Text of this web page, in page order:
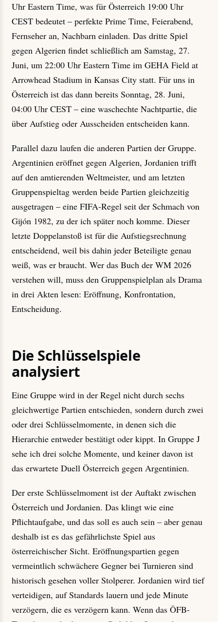
Uhr Eastern Time, was für Österreich 19:00 Uhr
CEST bedeutet – perfekte Prime Time, Feierabend,
Fernseher an, Nachbarn einladen. Das dritte Spiel
gegen Algerien findet schließlich am Samstag, 27.
Juni, um 22:00 Uhr Eastern Time im GEHA Field at
Arrowhead Stadium in Kansas City statt. Für uns in
Österreich ist das dann bereits Sonntag, 28. Juni,
04:00 Uhr CEST – eine waschechte Nachtpartie, die
über Aufstieg oder Ausscheiden entscheiden kann.
Parallel dazu laufen die anderen Partien der Gruppe.
Argentinien eröffnet gegen Algerien, Jordanien trifft
auf den amtierenden Weltmeister, und am letzten
Gruppenspieltag werden beide Partien gleichzeitig
ausgetragen – eine FIFA-Regel seit der Schmach von
Gijón 1982, zu der ich später noch komme. Dieser
letzte Doppelanstoß ist für die Aufstiegsrechnung
entscheidend, weil bis dahin jeder Beteiligte genau
weiß, was er braucht. Wer das Buch der WM 2026
verstehen will, muss den Gruppenspielplan als Drama
in drei Akten lesen: Eröffnung, Konfrontation,
Entscheidung.
Die Schlüsselspiele
analysiert
Eine Gruppe wird in der Regel nicht durch sechs
gleichwertige Partien entschieden, sondern durch zwei
oder drei Schlüsselmomente, in denen sich die
Hierarchie entweder bestätigt oder kippt. In Gruppe J
sehe ich drei solche Momente, und keiner davon ist
das erwartete Duell Österreich gegen Argentinien.
Der erste Schlüsselmoment ist der Auftakt zwischen
Österreich und Jordanien. Das klingt wie eine
Pflichtaufgabe, und das soll es auch sein – aber genau
deshalb ist es das gefährlichste Spiel aus
österreichischer Sicht. Eröffnungspartien gegen
vermeintlich schwächere Gegner bei Turnieren sind
historisch gesehen voller Stolperer. Jordanien wird tief
verteidigen, auf Standards lauern und jede Minute
verzögern, die es verzögern kann. Wenn das ÖFB-